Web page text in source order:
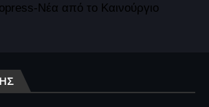
Νέα από το Καινούργιο